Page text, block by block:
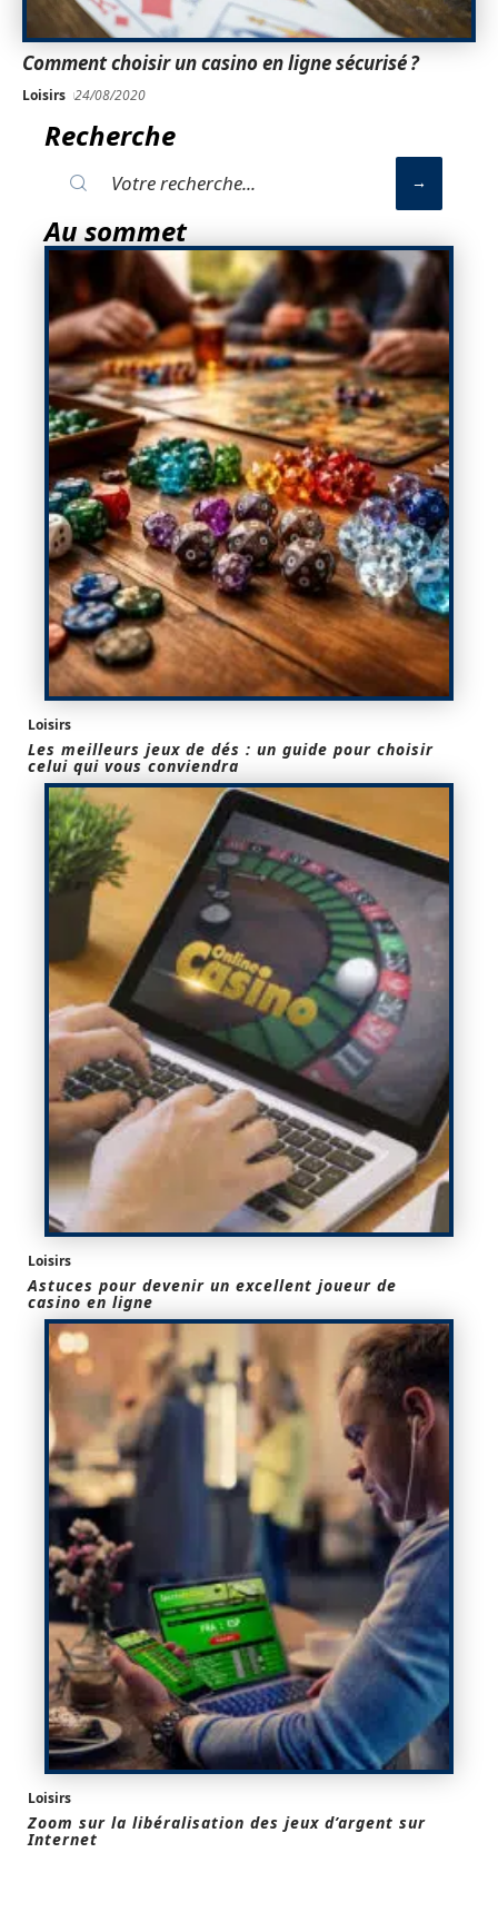
Comment choisir un casino en ligne sécurisé ?
Loisirs 24/08/2020
Recherche
Au sommet
Loisirs
Les meilleurs jeux de dés : un guide pour choisir
celui qui vous conviendra
Loisirs
Astuces pour devenir un excellent joueur de
casino en ligne
Loisirs
Zoom sur la libéralisation des jeux d’argent sur
Internet